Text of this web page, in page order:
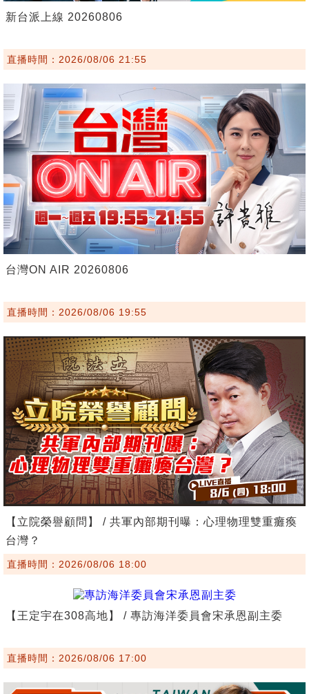
新台派上線 20260806
直播時間：2026/08/06 21:55
台灣ON AIR 20260806
直播時間：2026/08/06 19:55
【立院榮譽顧問】 / 共軍內部期刊曝：心理物理雙重癱瘓
台灣？
直播時間：2026/08/06 18:00
【王定宇在308高地】 / 專訪海洋委員會宋承恩副主委
直播時間：2026/08/06 17:00